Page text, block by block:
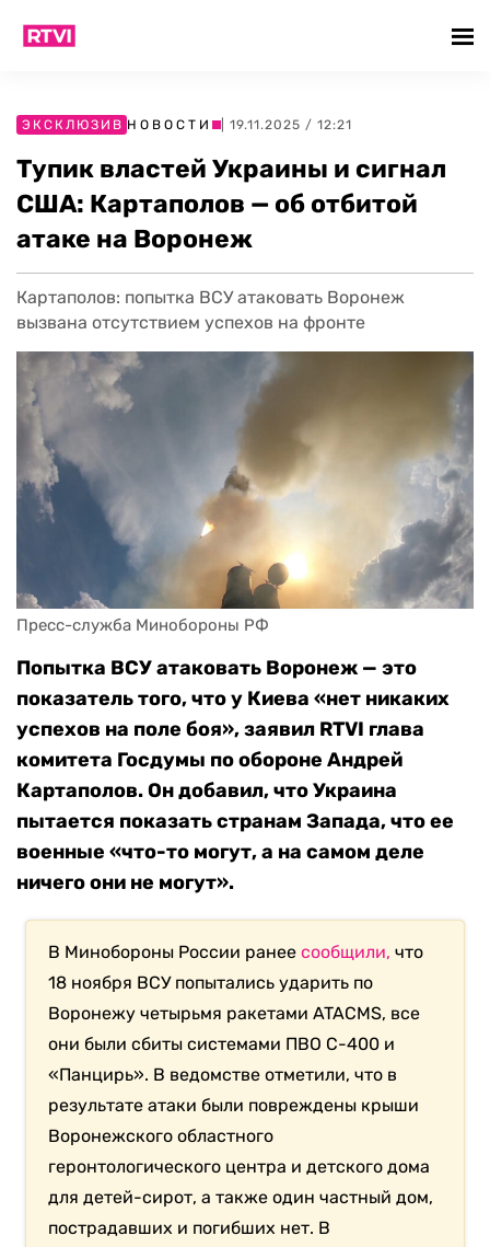
ЭКСКЛЮЗИВ НОВОСТИ | 19.11.2025 / 12:21
Тупик властей Украины и сигнал
США: Картаполов — об отбитой
атаке на Воронеж
Картаполов: попытка ВСУ атаковать Воронеж
вызвана отсутствием успехов на фронте
Пресс-служба Минобороны РФ
Попытка ВСУ атаковать Воронеж — это
показатель того, что у Киева «нет никаких
успехов на поле боя», заявил RTVI глава
комитета Госдумы по обороне Андрей
Картаполов. Он добавил, что Украина
пытается показать странам Запада, что ее
военные «что-то могут, а на самом деле
ничего они не могут».
В Минобороны России ранеесообщили, что
18 ноября ВСУ попытались ударить по
Воронежу четырьмя ракетами ATACMS, все
они были сбиты системами ПВО С-400 и
«Панцирь». В ведомстве отметили, что в
результате атаки были повреждены крыши
Воронежского областного
геронтологического центра и детского дома
для детей-сирот, а также один частный дом,
пострадавших и погибших нет. В